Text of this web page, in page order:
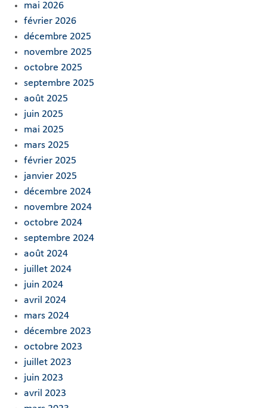
mai 2026
février 2026
décembre 2025
novembre 2025
octobre 2025
septembre 2025
août 2025
juin 2025
mai 2025
mars 2025
février 2025
janvier 2025
décembre 2024
novembre 2024
octobre 2024
septembre 2024
août 2024
juillet 2024
juin 2024
avril 2024
mars 2024
décembre 2023
octobre 2023
juillet 2023
juin 2023
avril 2023